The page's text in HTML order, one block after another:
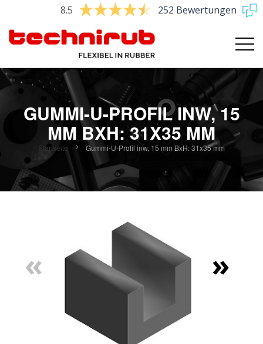
8.5 252 Bewertungen
GUMMI-U-PROFIL INW, 15
MM BXH: 31X35 MM
Startseite Gummi-U-Profil inw, 15 mm BxH: 31x35 mm
springen
« »